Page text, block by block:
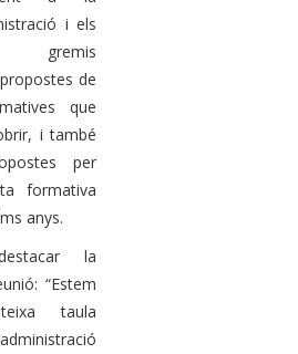
i els
gremis
de
que
i també
per
formativa
anys.
la
“Estem
taula